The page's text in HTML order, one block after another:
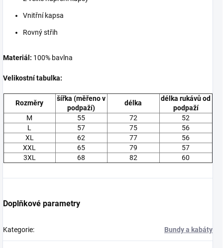
Vnitřní kapsa
Rovný střih
Materiál: 100% bavlna
Velikostní tabulka:
Rozměry
šířka (měřeno v
podpaží)
délka
délka rukávů od
podpaží
M
55 72
52
L
57 75
56
XL
62 77
56
XXL
65 79
57
3XL
68 82 60
Doplňkové parametry
Kategorie: Bundy a kabáty